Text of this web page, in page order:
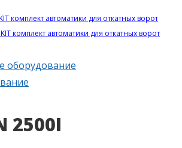
комплект автоматики для откатных ворот
комплект автоматики для откатных ворот
оборудование
2500I